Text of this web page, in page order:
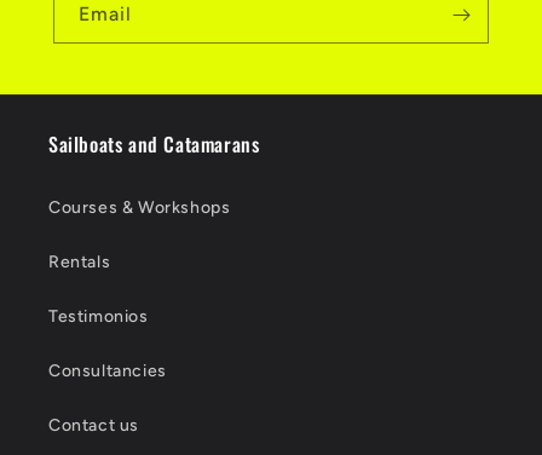
Email
Sailboats and Catamarans
Courses & Workshops
Rentals
Testimonios
Consultancies
Contact us